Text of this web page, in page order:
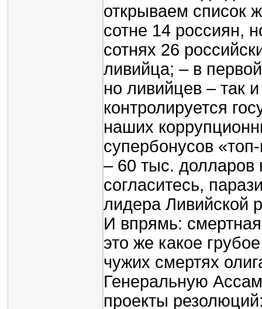
открываем список
сотне 14 россиян,
сотнях 26
ливийца; – в
но ливийцев – так
контролируется
наших
супербонусов
– 60 тыс. долларов
согласитесь,
лидера Ливийской
И впрямь:
это же какое
чужих смертях
Генеральную
проекты